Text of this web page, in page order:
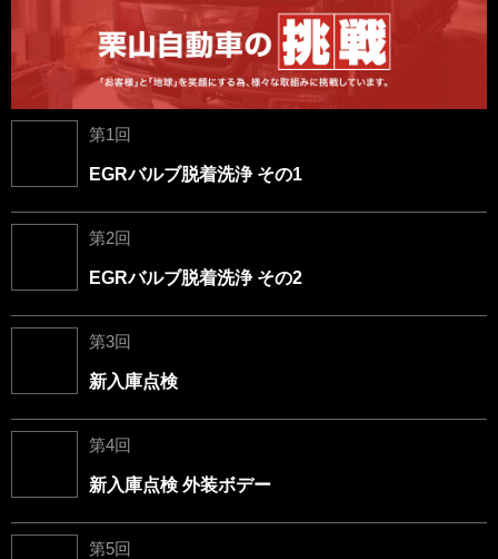
第1回
EGRバルブ脱着洗浄 その1
第2回
EGRバルブ脱着洗浄 その2
第3回
新入庫点検
第4回
新入庫点検 外装ボデー
第5回